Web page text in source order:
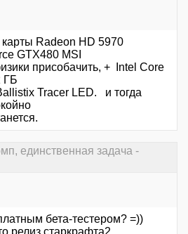
Radeon HD 5970
GTX480 MSI
присобачить, + Intel Core
ГБ
Tracer LED. и тогда
единственная задача -
бета-тестером? =))